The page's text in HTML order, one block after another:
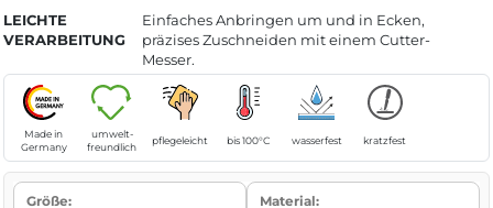
LEICHTE
VERARBEITUNG
Einfaches Anbringen um und in Ecken,
präzises Zuschneiden mit einem Cutter-
Messer.
Made in
Germany
umwelt-
freundlich
pflegeleicht bis 100°C wasserfest kratzfest
Größe: Material: